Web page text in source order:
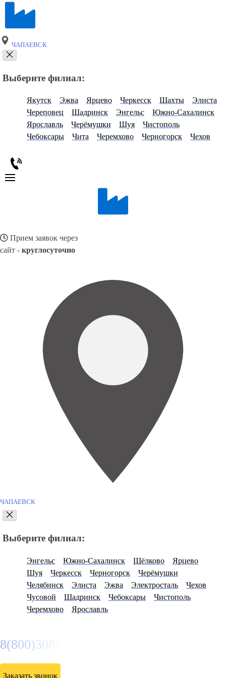
ЧАПАЕВСК
Выберите филиал:
Якутск Эжва Ярцево Черкесск Шахты
Элиста
Череповец
Шадринск Энгельс
Южно-Сахалинск
Ярославль
Черёмушки Шуя
Чистополь
Чебоксары
Чита Черемхово Черногорск Чехов
Прием заявок через
сайт - круглосуточно
ЧАПАЕВСК
Выберите филиал:
Энгельс Южно-Сахалинск Щёлково
Ярцево
Шуя
Черкесск Черногорск
Черёмушки
Челябинск
Элиста Эжва Электросталь
Чехов
Чусовой
Шадринск Чебоксары
Чистополь
Черемхово
Ярославль
8(800)3085303
Заказать звонок